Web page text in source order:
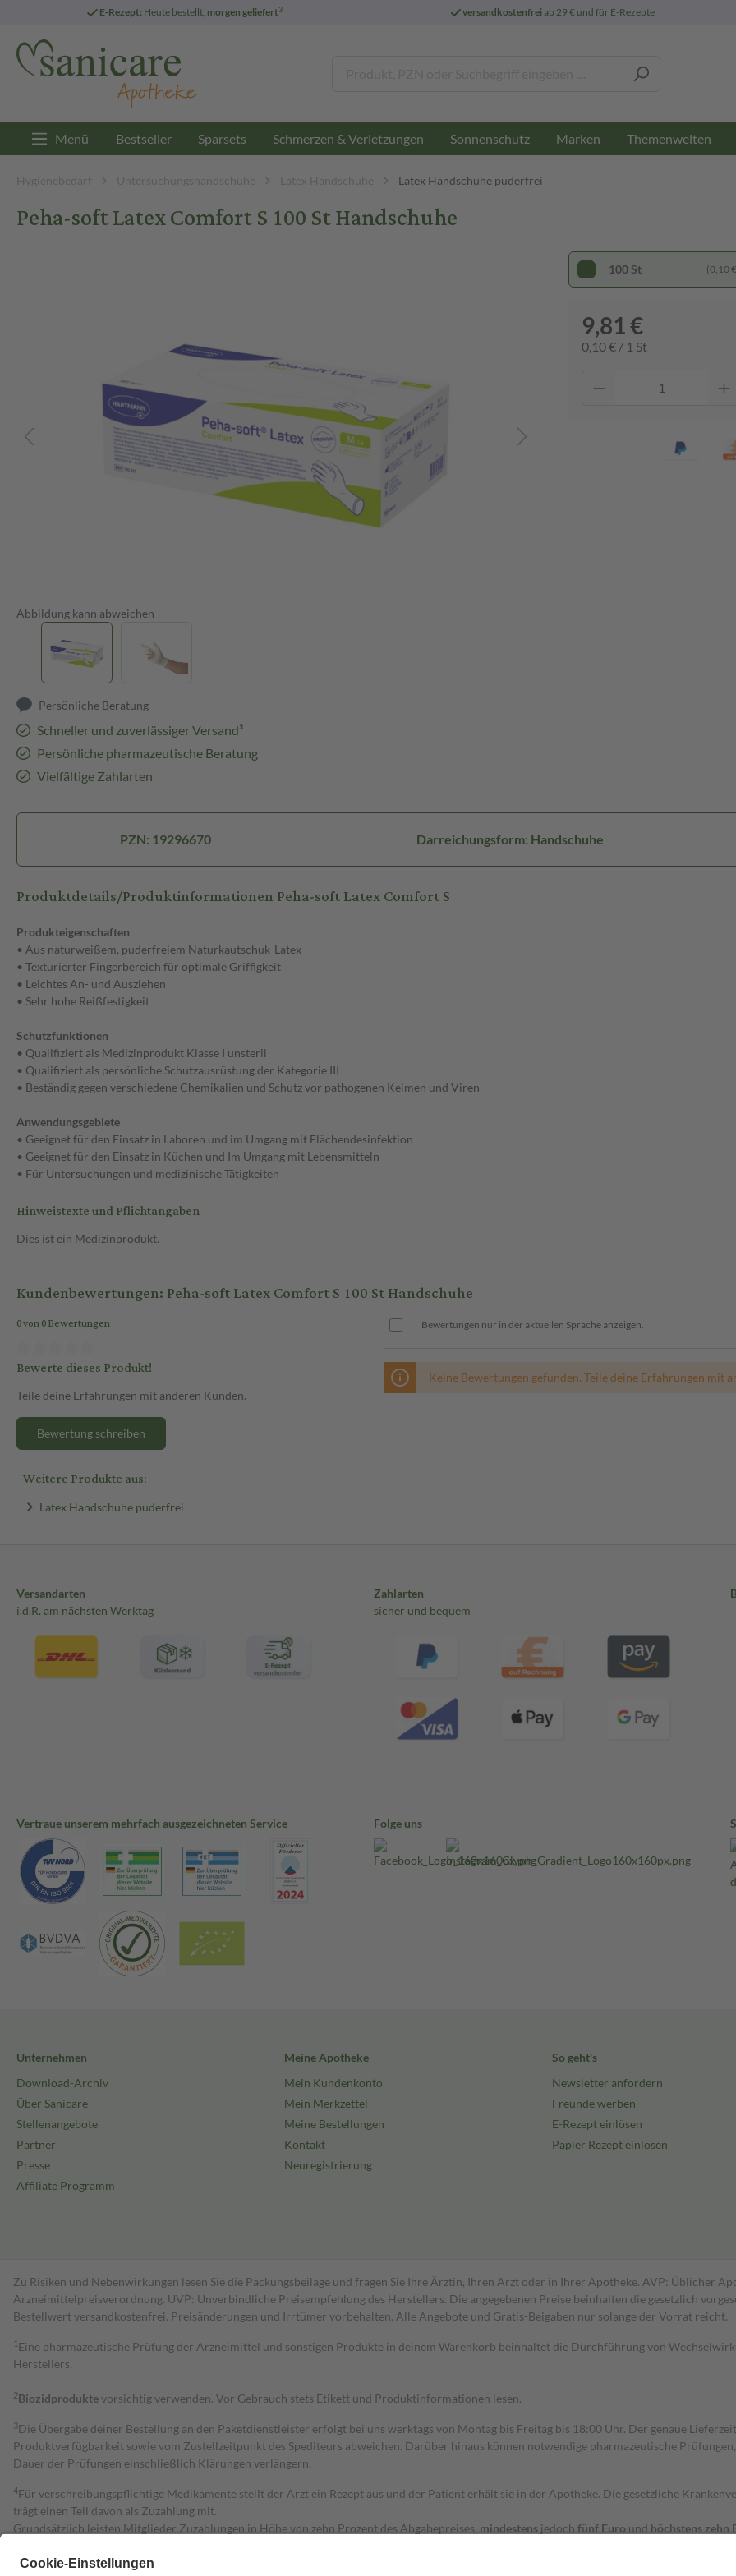
E-Rezept: Heute bestellt, morgen geliefert3 versandkostenfreiab 29 € und für E-Rezepte
Menü Bestseller Sparsets Schmerzen & Verletzungen Sonnenschutz Marken Themenwelten
Hygienebedarf Untersuchungshandschuhe Latex Handschuhe Latex Handschuhe puderfrei
Peha-soft Latex Comfort S 100 St Handschuhe
Abbildung kann abweichen
Persönliche Beratung
Schneller und zuverlässiger Versand³
Persönliche pharmazeutische Beratung
Vielfältige Zahlarten
100 St (0,10
9,81 €
0,10 € / 1 St
PZN: 19296670 Darreichungsform: Handschuhe
Produktdetails/Produktinformationen Peha-soft Latex Comfort S
Produkteigenschaften
• Aus naturweißem, puderfreiem Naturkautschuk-Latex
• Texturierter Fingerbereich für optimale Griffigkeit
• Leichtes An- und Ausziehen
• Sehr hohe Reißfestigkeit
Schutzfunktionen
• Qualifiziert als Medizinprodukt Klasse I unsteril
• Qualifiziert als persönliche Schutzausrüstung der Kategorie III
• Beständig gegen verschiedene Chemikalien und Schutz vor pathogenen Keimen und Viren
Anwendungsgebiete
• Geeignet für den Einsatz in Laboren und im Umgang mit Flächendesinfektion
• Geeignet für den Einsatz in Küchen und Im Umgang mit Lebensmitteln
• Für Untersuchungen und medizinische Tätigkeiten
Hinweistexte und Pflichtangaben
Dies ist ein Medizinprodukt.
Kundenbewertungen: Peha-soft Latex Comfort S 100 St Handschuhe
0 von 0 Bewertungen
Bewerte dieses Produkt!
Teile deine Erfahrungen mit anderen Kunden.
Bewertung schreiben
Bewertungen nur in der aktuellen Sprache anzeigen.
Keine Bewertungen gefunden. Teile deine Erfahrungen mit
Weitere Produkte aus:
Latex Handschuhe puderfrei
Versandarten
i.d.R. am nächsten Werktag
Zahlarten
sicher und bequem
Vertraue unserem mehrfach ausgezeichneten Service Folge uns
Unternehmen
Download-Archiv
Über Sanicare
Stellenangebote
Partner
Presse
Affiliate Programm
Meine Apotheke
Mein Kundenkonto
Mein Merkzettel
Meine Bestellungen
Kontakt
Neuregistrierung
So geht's
Newsletter anfordern
Freunde werben
E-Rezept einlösen
Papier Rezept einlösen
Zu Risiken und Nebenwirkungen lesen Sie die Packungsbeilage und fragen Sie Ihre Ärztin, Ihren Arzt oder in Ihrer Apotheke. AVP: Üblicher
Arzneimittelpreisverordnung. UVP: Unverbindliche Preisempfehlung des Herstellers. Die angegebenen Preise beinhalten die gesetzlich
Bestell­wert versand­kosten­frei. Preisänderungen und Irrtümer vorbehalten. Alle Angebote und Gratis-Beigaben nur solange der Vorrat reicht.
1 Eine pharmazeutische Prüfung der Arzneimittel und sonstigen Produkte in deinem Warenkorb beinhaltet die Durchführung von
Herstellers.
2Biozidproduktevorsichtig verwenden. Vor Gebrauch stets Etikett und Produktinformationen lesen.
3Die Übergabe deiner Bestellung an den Paketdienstleister erfolgt bei uns werktags von Montag bis Freitag bis 18:00 Uhr. Der genaue
Produktverfügbarkeit sowie vom Zustellzeitpunkt des Spediteurs abweichen. Darüber hinaus können notwendige pharmazeutische
Dauer der Prüfungen einschließlich Klärungen verlängern.
4Für verschreibungspflichtige Medikamente stellt der Arzt ein Rezept aus und der Patient erhält sie in der Apotheke. Die gesetzliche
trägt einen Teil davon als Zuzahlung mit.
Grundsätzlich leisten Mitglieder Zuzahlungen in Höhe von zehn Prozent des Abgabepreises, mindestens jedoch fünf Euro und höchstens zehn
Diese Regeln gelten grundsätzlich auch für Online-Apotheken.